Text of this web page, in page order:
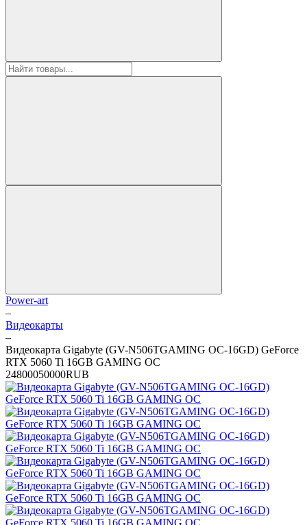
Power-art
–
Видеокарты
–
Видеокарта Gigabyte (GV-N506TGAMING OC-16GD) GeForce
RTX 5060 Ti 16GB GAMING OC
24800050000RUB